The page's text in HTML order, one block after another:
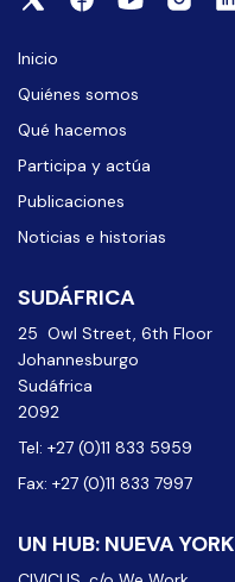
Inicio
Quiénes somos
Qué hacemos
Participa y actúa
Publicaciones
Noticias e historias
SUDÁFRICA
25 Owl Street, 6th Floor
Johannesburgo
Sudáfrica
2092
Tel: +27 (0)11 833 5959
Fax: +27 (0)11 833 7997
UN HUB: NUEVA YORK